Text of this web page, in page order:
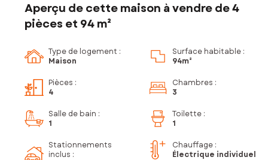
Aperçu de cette maison à vendre de 4
pièces et 94 m²
Type de logement :
Maison
Surface habitable :
94m²
Pièces :
4
Chambres :
3
Salle de bain :
1
Toilette :
1
Stationnements
inclus :
Chauffage :
Électrique individuel